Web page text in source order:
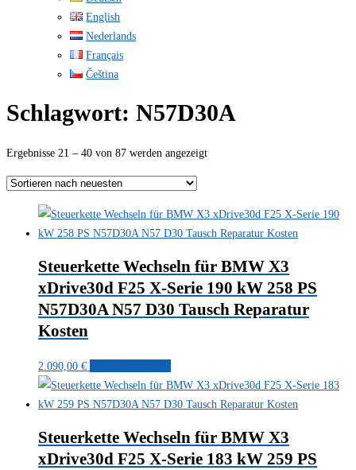
English
Nederlands
Français
Čeština
Schlagwort: N57D30A
Ergebnisse 21 – 40 von 87 werden angezeigtNach
Steuerkette Wechseln für BMW X3
xDrive30d F25 X-Serie 190 kW 258 PS
N57D30A N57 D30 Tausch Reparatur
Kosten
2.090,00 €
Steuerkette Wechseln für BMW X3
xDrive30d F25 X-Serie 183 kW 259 PS